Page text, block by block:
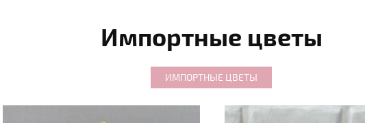
Импортные цветы
ИМПОРТНЫЕ ЦВЕТЫ